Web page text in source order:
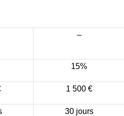
–
15%
1 500 €
30 jours